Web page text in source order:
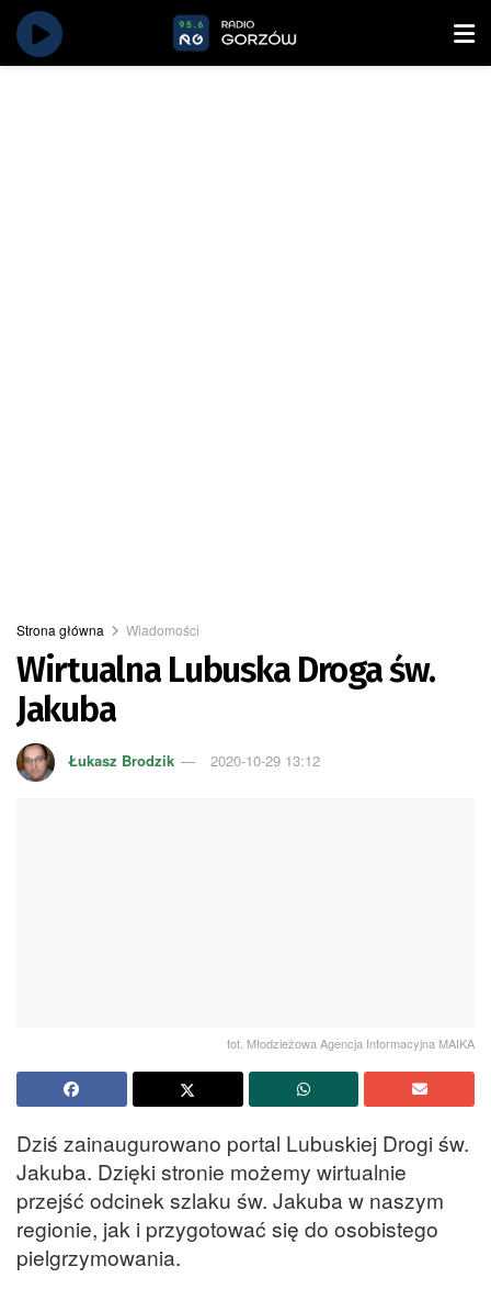
Strona główna Wiadomości
Wirtualna Lubuska Droga św.
Jakuba
Łukasz Brodzik 2020-10-29 13:12
fot. Młodzieżowa Agencja Informacyjna MAIKA
Dziś zainaugurowano portal Lubuskiej Drogi św.
Jakuba. Dzięki stronie możemy wirtualnie
przejść odcinek szlaku św. Jakuba w naszym
regionie, jak i przygotować się do osobistego
pielgrzymowania.